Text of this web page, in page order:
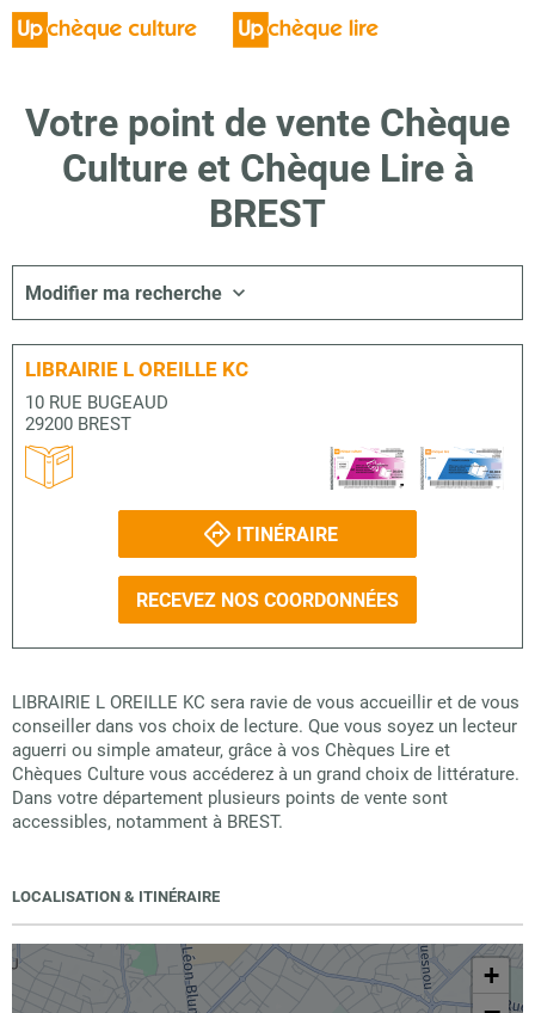
Votre point de vente Chèque
Culture et Chèque Lire à
BREST
Modifier ma recherche
LIBRAIRIE L OREILLE KC
10 RUE BUGEAUD
29200 BREST
ITINÉRAIRE
RECEVEZ NOS COORDONNÉES
LIBRAIRIE L OREILLE KC sera ravie de vous accueillir et de vous
conseiller dans vos choix de lecture. Que vous soyez un lecteur
aguerri ou simple amateur, grâce à vos Chèques Lire et
Chèques Culture vous accéderez à un grand choix de littérature.
Dans votre département plusieurs points de vente sont
accessibles, notamment à BREST.
LOCALISATION & ITINÉRAIRE
+